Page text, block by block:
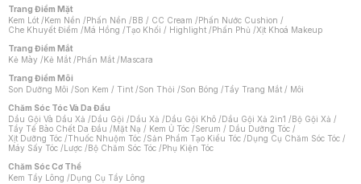
Trang Điểm Mặt
Kem Lót /Kem Nền /Phấn Nền /BB / CC Cream /Phấn Nước Cushion /
Che Khuyết Điểm /Má Hồng /Tạo Khối / Highlight /Phấn Phủ /Xịt Khoá Makeup
Trang Điểm Mắt
Kẻ Mày /Kẻ Mắt /Phấn Mắt /Mascara
Trang Điểm Môi
Son Dưỡng Môi /Son Kem / Tint /Son Thỏi /Son Bóng /Tẩy Trang Mắt / Môi
Chăm Sóc Tóc Và Da Đầu
Dầu Gội Và Dầu Xả /Dầu Gội /Dầu Xả /Dầu Gội Khô /Dầu Gội Xả 2in1 /Bộ Gội Xả /
Tẩy Tế Bào Chết Da Đầu /Mặt Nạ / Kem Ủ Tóc /Serum / Dầu Dưỡng Tóc /
Xịt Dưỡng Tóc /Thuốc Nhuộm Tóc /Sản Phẩm Tạo Kiểu Tóc /Dụng Cụ Chăm Sóc Tóc /
Máy Sấy Tóc /Lược /Bộ Chăm Sóc Tóc /Phụ Kiện Tóc
Chăm Sóc Cơ Thể
Kem Tẩy Lông /Dụng Cụ Tẩy Lông